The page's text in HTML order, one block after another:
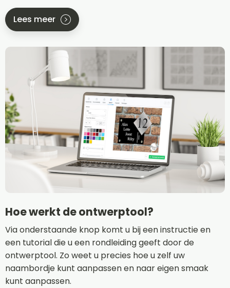
Lees meer
Hoe werkt de ontwerptool?
Via onderstaande knop komt u bij een instructie en
een tutorial die u een rondleiding geeft door de
ontwerptool. Zo weet u precies hoe u zelf uw
naambordje kunt aanpassen en naar eigen smaak
kunt aanpassen.